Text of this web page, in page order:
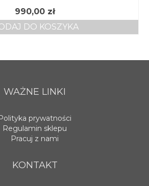
990,00 zł
DO KOSZYKA
WAŻNE LINKI
prywatności
Regulamin sklepu
Pracuj z nami
KONTAKT